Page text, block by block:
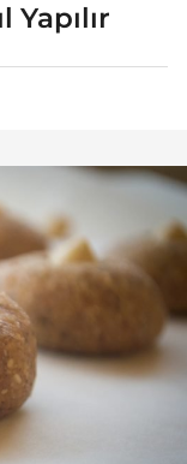
Yapılır